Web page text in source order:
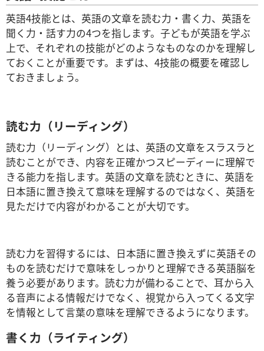
英語4技能とは、英語の文章を読む力・書く力、英語を
聞く力・話す力の4つを指します。子どもが英語を学ぶ
上で、それぞれの技能がどのようなものなのかを理解し
ておくことが重要です。まずは、4技能の概要を確認し
ておきましょう。
読む力（リーディング）
読む力（リーディング）とは、英語の文章をスラスラと
読むことができ、内容を正確かつスピーディーに理解で
きる能力を指します。英語の文章を読むときに、英語を
日本語に置き換えて意味を理解するのではなく、英語を
見ただけで内容がわかることが大切です。
読む力を習得するには、日本語に置き換えずに英語その
ものを読むだけで意味をしっかりと理解できる英語脳を
養う必要があります。読む力が備わることで、耳から入
る音声による情報だけでなく、視覚から入ってくる文字
を情報として言葉の意味を理解できるようになります。
書く力（ライティング）